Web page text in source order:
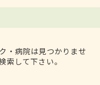
・病院は見つかりませ
索して下さい。